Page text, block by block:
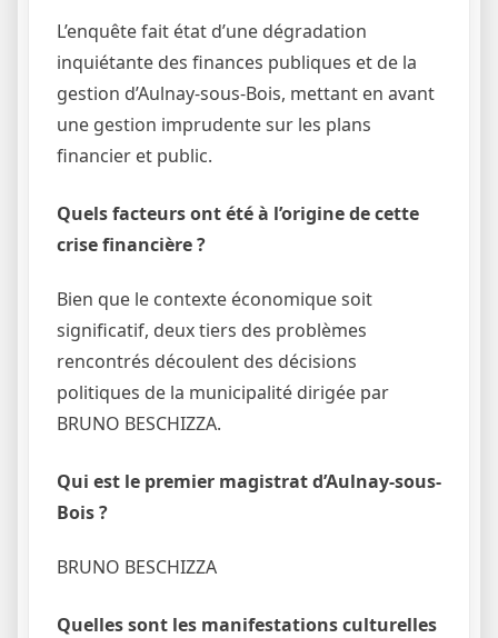
L’enquête fait état d’une dégradation
inquiétante des finances publiques et de la
gestion d’Aulnay-sous-Bois, mettant en avant
une gestion imprudente sur les plans
financier et public.
Quels facteurs ont été à l’origine de cette
crise financière ?
Bien que le contexte économique soit
significatif, deux tiers des problèmes
rencontrés découlent des décisions
politiques de la municipalité dirigée par
BRUNO BESCHIZZA.
Qui est le premier magistrat d’Aulnay-sous-
Bois ?
BRUNO BESCHIZZA
Quelles sont les manifestations culturelles